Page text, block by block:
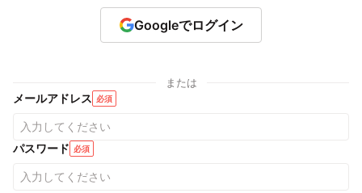
Googleでログイン
または
メールアドレス 必須
パスワード 必須